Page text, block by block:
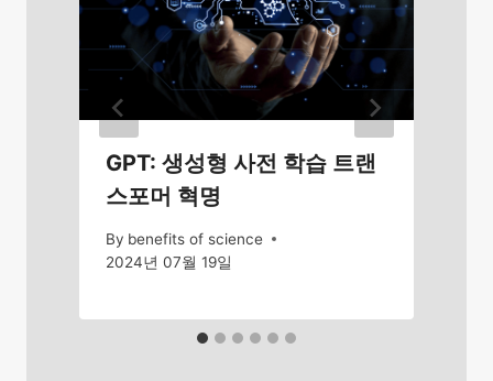
GPT: 생성형 사전 학습 트랜
스포머 혁명
By benefits of science
2024년 07월 19일